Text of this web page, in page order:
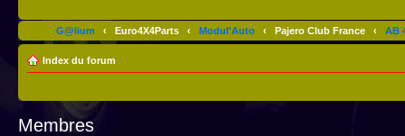
G@lium ‹ Euro4X4Parts ‹ Modul'Auto ‹ Pajero Club France ‹ AB
Index du forum
Membres